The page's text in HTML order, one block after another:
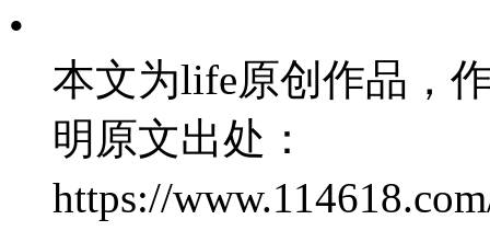
•
本文为life原创作品，
明原文出处：
https://